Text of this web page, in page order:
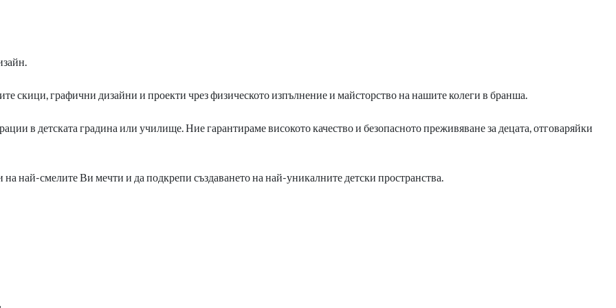
скици, графични дизайни и проекти чрез физическото изпълнение и майсторство на нашите колеги в бранша.
в детската градина или училище. Ние гарантираме високото качество и безопасното преживяване за децата, отговаряйки
най-смелите Ви мечти и да подкрепи създаването на най-уникалните детски пространства.